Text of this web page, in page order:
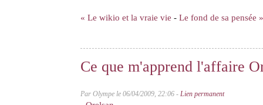
« Le wikio et la vraie vie - Le fond de sa pensée
Ce que m'apprend l'affaire
Par Olympe le 06/04/2009, 22:06 -Lien permanent